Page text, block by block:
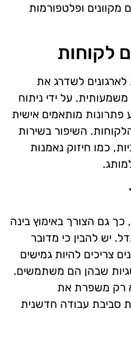
מקוונים ופלטפורמות
לקוחות
לשדרג את
על ידי ניתוח
פתרונות מותאמים אישית
השיפור בשירות
כמו חיזוק נאמנות
גם הצורך באימוץ בינה
יש להבין כי מדובר
צריכים להיות גמישים
שבהן הם משתמשים.
רק משפרת את
סביבת עבודה חדשנית